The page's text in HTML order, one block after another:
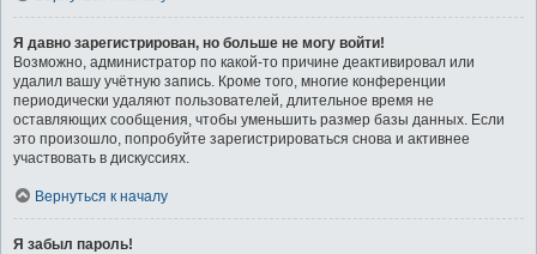
Я давно зарегистрирован, но больше не могу войти!
Возможно, администратор по какой-то причине деактивировал или
удалил вашу учётную запись. Кроме того, многие конференции
периодически удаляют пользователей, длительное время не
оставляющих сообщения, чтобы уменьшить размер базы данных. Если
это произошло, попробуйте зарегистрироваться снова и активнее
участвовать в дискуссиях.
Вернуться к началу
Я забыл пароль!